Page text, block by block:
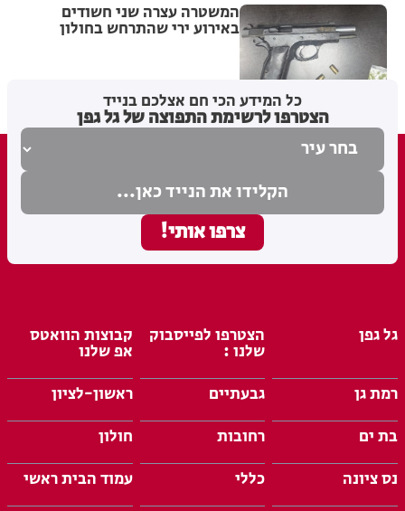
המשטרה עצרה שני חשודים
באירוע ירי שהתרחש בחולון
כל המידע הכי חם אצלכם בנייד
הצטרפו לרשימת התפוצה של גל גפן
גל גפן הצטרפו לפייסבוק
שלנו :
קבוצות הוואטס
אפ שלנו
רמת גן
גבעתיים
ראשון-לציון
בת ים
רחובות
חולון
נס ציונה
כללי
עמוד הבית ראשי